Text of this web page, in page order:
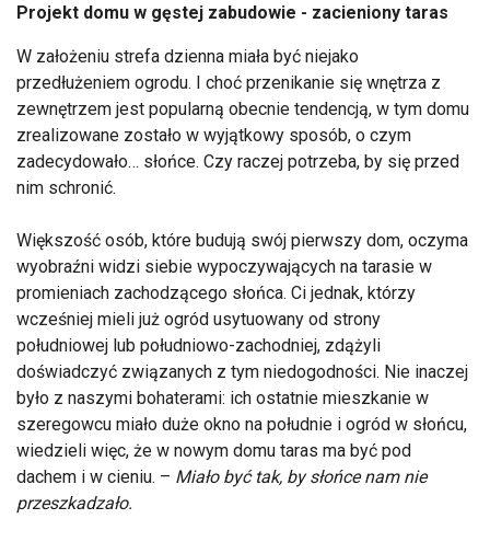
Projekt domu w gęstej zabudowie - zacieniony taras
W założeniu strefa dzienna miała być niejako
przedłużeniem ogrodu. I choć przenikanie się wnętrza z
zewnętrzem jest popularną obecnie tendencją, w tym domu
zrealizowane zostało w wyjątkowy sposób, o czym
zadecydowało… słońce. Czy raczej potrzeba, by się przed
nim schronić.
Większość osób, które budują swój pierwszy dom, oczyma
wyobraźni widzi siebie wypoczywających na tarasie w
promieniach zachodzącego słońca. Ci jednak, którzy
wcześniej mieli już ogród usytuowany od strony
południowej lub południowo-zachodniej, zdążyli
doświadczyć związanych z tym niedogodności. Nie inaczej
było z naszymi bohaterami: ich ostatnie mieszkanie w
szeregowcu miało duże okno na południe i ogród w słońcu,
wiedzieli więc, że w nowym domu taras ma być pod
dachem i w cieniu. – Miało być tak, by słońce nam nie
przeszkadzało.